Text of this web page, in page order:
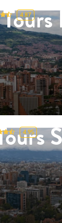
4.87
4.95